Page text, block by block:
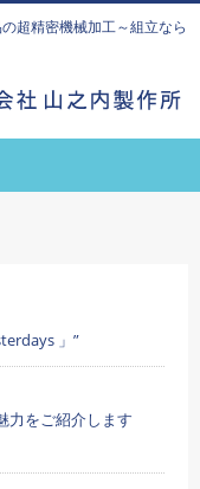
超精密機械加工～組立なら
」”
をご紹介します